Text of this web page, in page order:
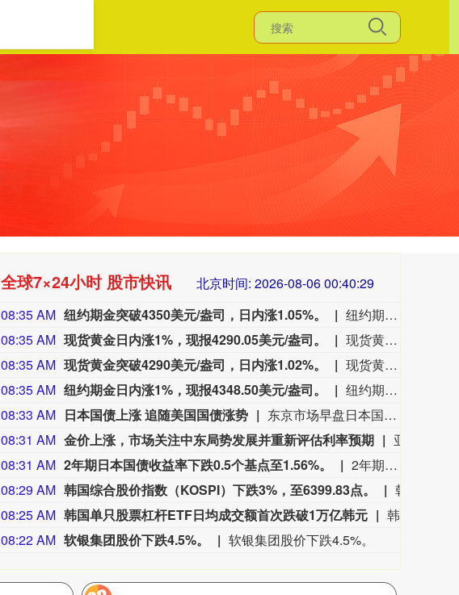
创业板指 3535.14 46.18 1.32% 基金指数
全球7×24小时 股市快讯 北京时间: 2026-08-06 00:40:31
08:35 AM 纽约期金突破4350美元/盎司，日内涨1.05%。
纽约期金突破4350美元/盎司，日内涨1.05%。
08:35 AM 现货黄金日内涨1%，现报4290.05美元/盎司。
现货黄金日内涨1%，现报4290.05美元/盎司。
08:35 AM 现货黄金突破4290美元/盎司，日内涨1.02%。
现货黄金突破4290美元/盎司，日内涨1.02%。
08:35 AM 纽约期金日内涨1%，现报4348.50美元/盎司。
纽约期金日内涨1%，现报4348.50美元/盎司。
08:33 AM 日本国债上涨 追随美国国债涨势
东京市场早盘日本国债上涨，追随隔夜美国国债价格的涨势。日本国债和美国国债往往同步波动。今天的焦点可能集中在日本财务省拍卖约6,000亿日元的30年期日本国债上。花旗投资研究的Tomohisa Fujiki在一份研究报告中说：“此次拍卖的需求可能是由寿险公司推动的。“该利率策略师说：“收益率应处于足以进行常规购买的水平。”10年期日本国债收益率下跌1.5个基点，至2.790%。30年期日本国债收益率下跌3个基点，至3.93%。
08:31 AM 金价上涨，市场关注中东局势发展并重新评估利率预期
08:31 AM 2年期日本国债收益率下跌0.5个基点至1.56%。
2年期日本国债收益率下跌0.5个基点至1.56%。
08:29 AM 韩国综合股价指数（KOSPI）下跌3%，至6399.83点。
08:25 AM 韩国单只股票杠杆ETF日均成交额首次跌破1万亿韩元
08:22 AM 软银集团股价下跌4.5%。 软银集团股价下跌4.5%。